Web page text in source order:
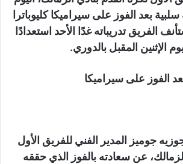
بعد الفوز على سيراميكا كليوباترا
الفريق تدريباته غدًا الأحد استعدادًا
الإثنين المقبل بالدوري.
الفوز على سيراميكا
جوميز المدير الفني للفريق الأول
عن سعادته بالفوز الذي حققه